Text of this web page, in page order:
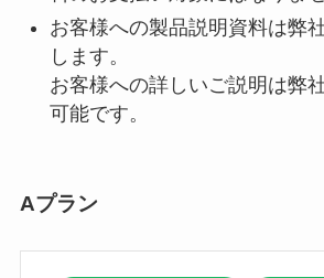
お客様への製品説明資料は弊
します。
お客様への詳しいご説明は弊
可能です。
Aプラン